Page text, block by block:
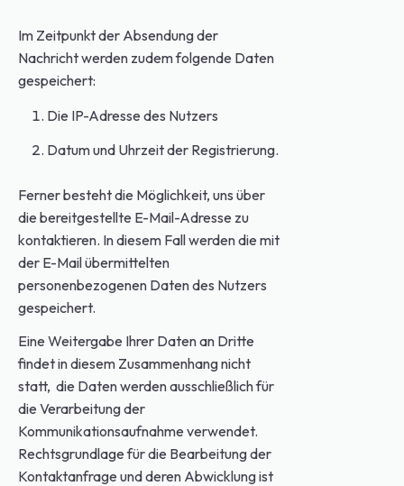
Im Zeitpunkt der Absendung der
Nachricht werden zudem folgende Daten
gespeichert:
Die IP-Adresse des Nutzers
Datum und Uhrzeit der Registrierung.
Ferner besteht die Möglichkeit, uns über
die bereitgestellte E-Mail-Adresse zu
kontaktieren. In diesem Fall werden die mit
der E-Mail übermittelten
personenbezogenen Daten des Nutzers
gespeichert.
Eine Weitergabe Ihrer Daten an Dritte
findet in diesem Zusammenhang nicht
statt, die Daten werden ausschließlich für
die Verarbeitung der
Kommunikationsaufnahme verwendet.
Rechtsgrundlage für die Bearbeitung der
Kontaktanfrage und deren Abwicklung ist